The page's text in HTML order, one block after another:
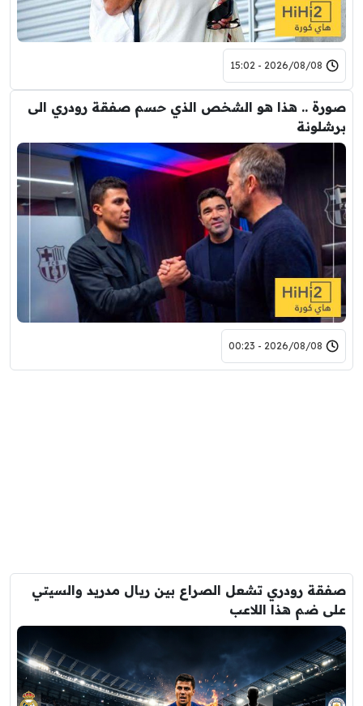
2026/08/08 - 15:02
صورة .. هذا هو الشخص الذي حسم صفقة رودري الى
برشلونة
2026/08/08 - 00:23
صفقة رودري تشعل الصراع بين ريال مدريد والسيتي
على ضم هذا اللاعب